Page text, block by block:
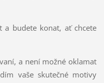
budete konat, ať chcete
a není možné oklamat
vaše skutečné motivy